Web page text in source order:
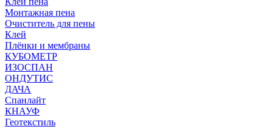
Монтажная пена
Очиститель для пены
Клей
Плёнки и мембраны
КУБОМЕТР
ИЗОСПАН
ОНДУТИС
ДАЧА
Спанлайт
КНАУФ
Геотекстиль